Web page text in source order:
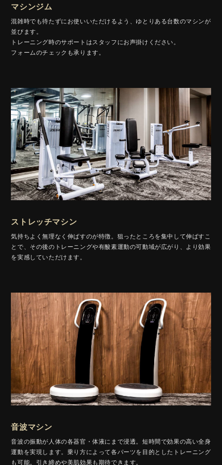
マシンジム
混雑時でも待たずにお使いいただけるよう、ゆとりある台数のマシンが
並びます。
トレーニング時のサポートはスタッフにお声掛けください。
フォームのチェックも承ります。
ストレッチマシン
気持ちよく無理なく伸ばすのが特徴。狙ったところを集中して伸ばすこ
とで、その後のトレーニングや有酸素運動の可動域が広がり、より効果
を実感していただけます。
音波マシン
音波の振動が人体の各器官・体液にまで浸透。短時間で効果の高い全身
運動を実現します。乗り方によって各パーツを目的としたトレーニング
も可能。引き締めや美肌効果も期待できます。